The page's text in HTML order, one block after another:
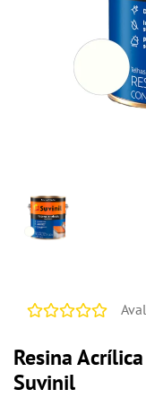
Resina
Suvinil